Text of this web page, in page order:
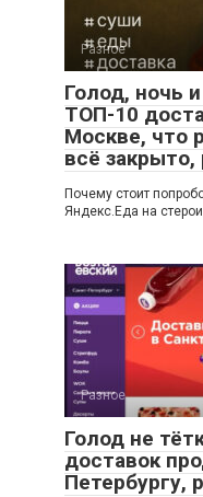
Разное
Голод, ночь
ТОП-10
Москве, что
всё закрыто,
Почему стоит
Яндекс.Еда на
Разное
Голод не
доставок
Петербургу,